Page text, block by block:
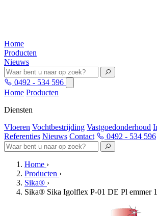
Home
Producten
Nieuws
0492 - 534 596
Home Producten
Diensten
Vloeren Vochtbestrijding Vastgoedonderhoud
Referenties Nieuws Contact 0492 - 534 596
Home ›
Producten ›
Sika® ›
Sika® Sika Igolflex P-01 DE Pl emmer